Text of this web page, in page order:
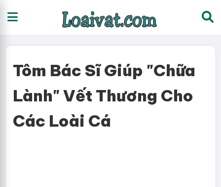
Tôm Bác Sĩ Giúp "Chữa
Lành" Vết Thương Cho
Các Loài Cá